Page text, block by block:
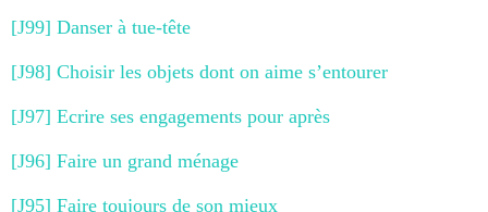
[J99] Danser à tue-tête
[J98] Choisir les objets dont on aime s’entourer
[J97] Ecrire ses engagements pour après
[J96] Faire un grand ménage
[J95] Faire toujours de son mieux